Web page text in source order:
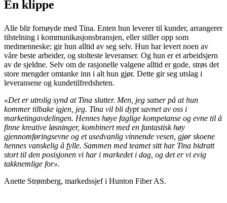
En klippe
Alle blir fornøyde med Tina. Enten hun leverer til kunder, arrangerer
tilstelning i kommunikasjonsbransjen, eller stiller opp som
medmenneske; gir hun alltid av seg selv. Hun har levert noen av
våre beste arbeider, og stolteste leveranser. Og hun er et arbeidsjern
av de sjeldne. Selv om de rasjonelle valgene alltid er gode, strøs det
store mengder omtanke inn i alt hun gjør. Dette gir seg utslag i
leveransene og kundetilfredsheten.
«Det er utrolig synd at Tina slutter. Men, jeg satser på at hun
kommer tilbake igjen, jeg. Tina vil bli dypt savnet av oss i
marketingavdelingen. Hennes høye faglige kompetanse og evne til å
finne kreative løsninger, kombinert med en fantastisk høy
gjennomføringsevne og et usedvanlig vinnende vesen, gjør skoene
hennes vanskelig å fylle. Sammen med teamet sitt har Tina bidratt
stort til den posisjonen vi har i markedet i dag, og det er vi evig
takknemlige for».
Anette Strømberg, markedssjef i Hunton Fiber AS.